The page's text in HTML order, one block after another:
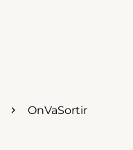
OnVaSortir